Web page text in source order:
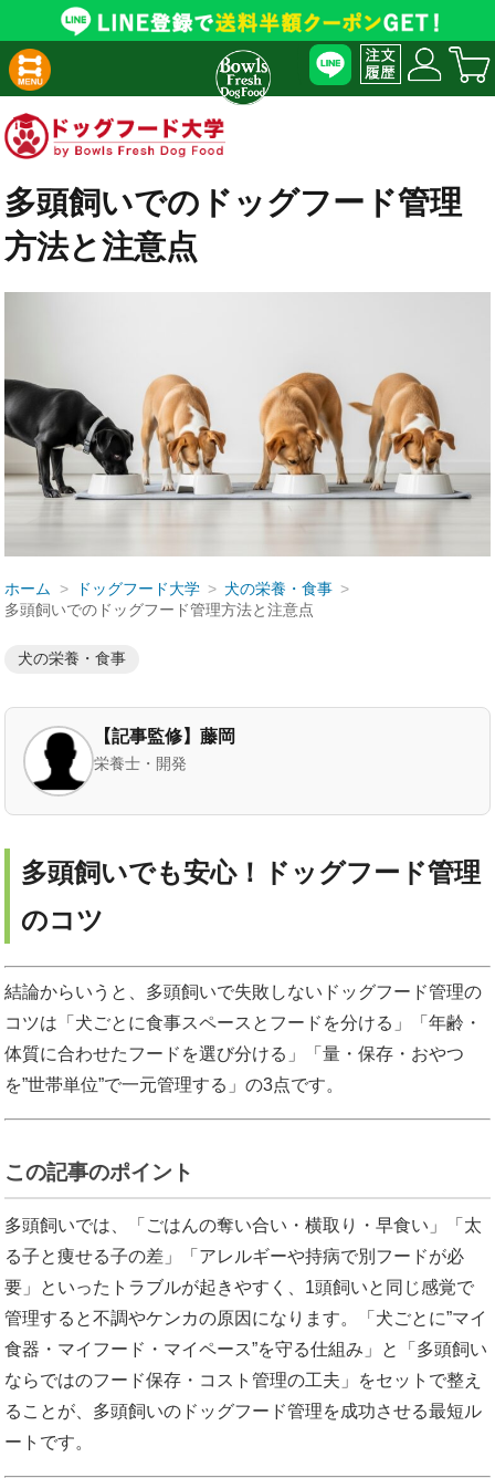
多頭飼いでのドッグフード管理
方法と注意点
ホーム ドッグフード大学
犬の栄養・食事
多頭飼いでのドッグフード管理方法と注意点
犬の栄養・食事
【記事監修】藤岡
栄養士・開発
多頭飼いでも安心！ドッグフード管理
のコツ
結論からいうと、多頭飼いで失敗しないドッグフード管理の
コツは「犬ごとに食事スペースとフードを分ける」「年齢・
体質に合わせたフードを選び分ける」「量・保存・おやつ
を”世帯単位”で一元管理する」の3点です。
この記事のポイント
多頭飼いでは、「ごはんの奪い合い・横取り・早食い」「太
る子と痩せる子の差」「アレルギーや持病で別フードが必
要」といったトラブルが起きやすく、1頭飼いと同じ感覚で
管理すると不調やケンカの原因になります。「犬ごとに”マイ
食器・マイフード・マイペース”を守る仕組み」と「多頭飼い
ならではのフード保存・コスト管理の工夫」をセットで整え
ることが、多頭飼いのドッグフード管理を成功させる最短ル
ートです。